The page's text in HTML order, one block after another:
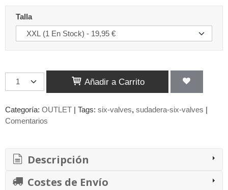
Talla
Añadir a Carrito
Categoría: OUTLET | Tags: six-valves sudadera-six-valves |
Comentarios
Descripción
Costes de Envío